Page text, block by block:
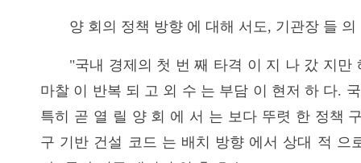
양 회의 정책 방향 에 대해 서도, 기관장 들 의
"국내 경제의 첫 번 째 타격 이 지 나 갔 지
마찰 이 반복 되 고 외 수 는 부담 이 현저 하 다.
특히 곧 열 릴 양 회 에 서 는 보다 뚜렷 한 정책
구 기반 건설 코드 는 배치 방향 에서 상대 적